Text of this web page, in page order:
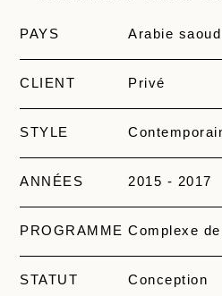
PAYS Arabie
CLIENT Privé
STYLE
ANNÉES 2015 - 2017
PROGRAMME Complexe
STATUT Conception